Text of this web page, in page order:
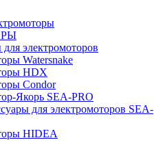
электромоторов
Watersnake
HDX
Condor
Якорь SEA-PRO
для электромоторов SEA-
HIDEA